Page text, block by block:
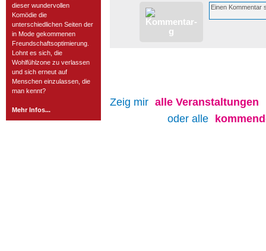
dieser wundervollen
Komödie die
unterschiedlichen Seiten der
in Mode gekommenen
Freundschaftsoptimierung.
Lohnt es sich, die
Wohlfühlzone zu verlassen
und sich erneut auf
Menschen einzulassen, die
man kennt?
Mehr Infos...
Zeig mir alle Veranstaltungen
oder alle